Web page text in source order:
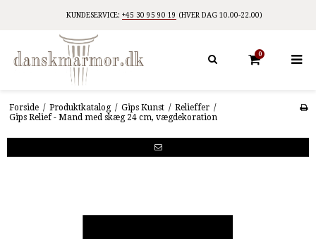
KUNDESERVICE: +45 30 95 90 19 (HVER DAG 10.00-22.00)
0
Forside / Produktkatalog / Gips Kunst / Relieffer /
Gips Relief - Mand med skæg 24 cm, vægdekoration